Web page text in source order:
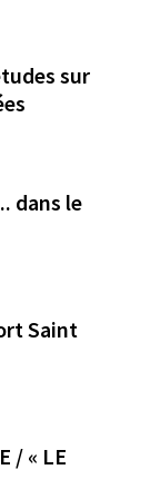
sur
dans le
Saint
/ « LE